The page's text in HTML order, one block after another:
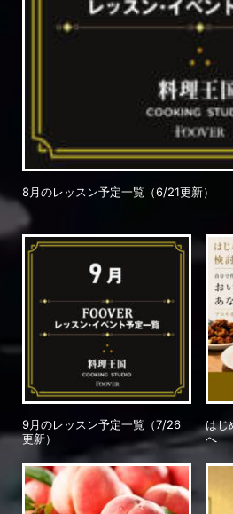
8月のレッスン予定一覧（6/21更新）
9月のレッスン予定一覧（7/26
更新）
はじ
へ